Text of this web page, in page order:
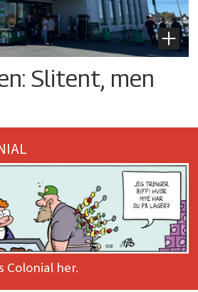
Slitent, men
Colonial her.